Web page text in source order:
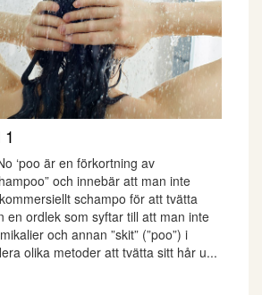
‘poo är en förkortning av
och innebär att man inte
schampo för att tvätta
en ordlek som syftar till att man inte
och annan ”skit” (”poo”) i
olika metoder att tvätta sitt hår u...